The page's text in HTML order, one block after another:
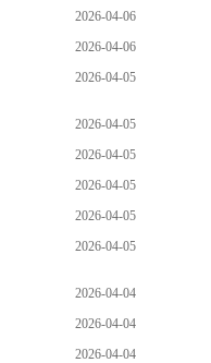
2026-04-06
2026-04-06
2026-04-05
2026-04-05
2026-04-05
2026-04-05
2026-04-05
2026-04-05
2026-04-04
2026-04-04
2026-04-04